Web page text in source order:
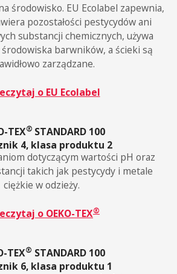
środowisko. EU Ecolabel zapewnia,
pozostałości pestycydów ani
substancji chemicznych, używa
barwników, a ścieki są
zarządzane.
o EU Ecolabel
TEX® STANDARD 100
4, klasa produktu 2
dotyczącym wartości pH oraz
takich jak pestycydy i metale
ciężkie w odzieży.
o OEKO-TEX®
TEX® STANDARD 100
6, klasa produktu 1